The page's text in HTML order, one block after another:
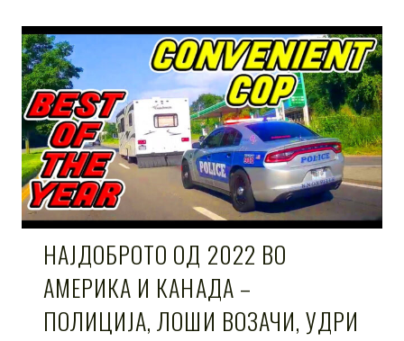
НАЈДОБРОТО ОД 2022 ВО
АМЕРИКА И КАНАДА –
ПОЛИЦИЈА, ЛОШИ ВОЗАЧИ, УДРИ